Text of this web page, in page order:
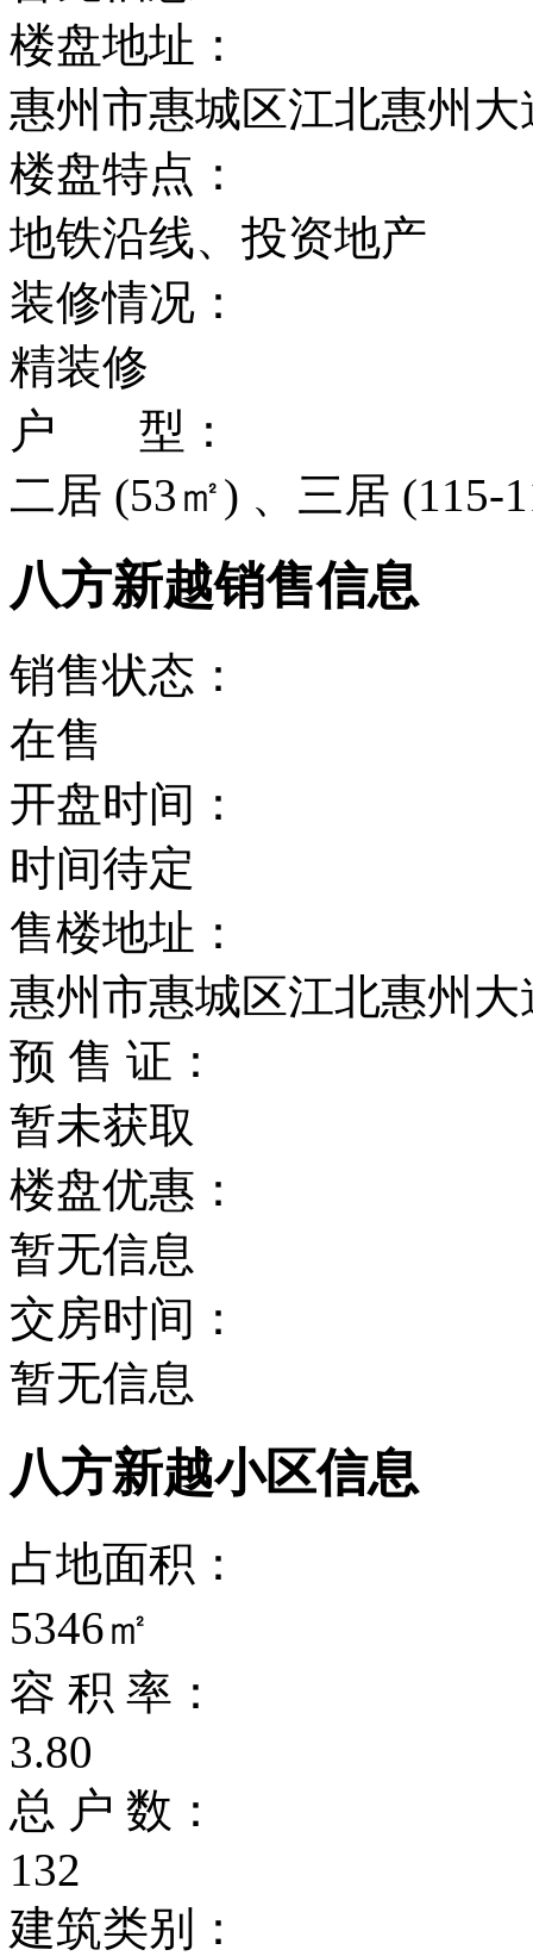
楼盘地址：
惠州市惠城区江北惠州
楼盘特点：
地铁沿线、投资地产
装修情况：
精装修
户 型：
二居 (53㎡) 、三居 (115-
八方新越销售信息
销售状态：
在售
开盘时间：
时间待定
售楼地址：
惠州市惠城区江北惠州
预 售 证：
暂未获取
楼盘优惠：
暂无信息
交房时间：
暂无信息
八方新越小区信息
占地面积：
5346㎡
容 积 率：
3.80
总 户 数：
132
建筑类别：